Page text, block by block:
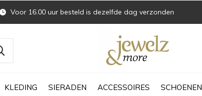
KLEDING SIERADEN ACCESSOIRES SCHOENEN
Voor 16.00 uur besteld is dezelfde dag verzonden